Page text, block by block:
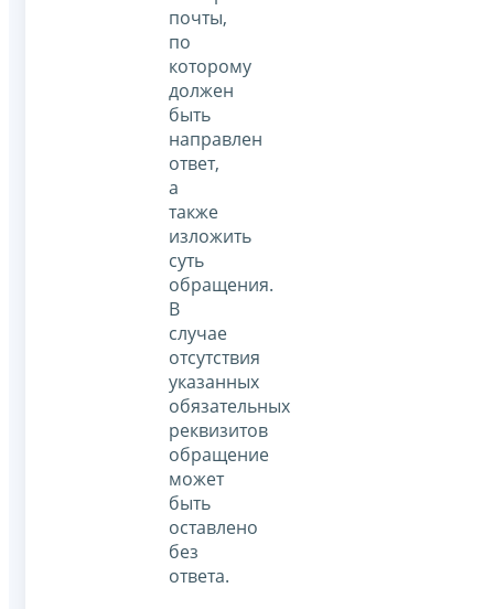
почты,
по
которому
должен
быть
направлен
ответ,
а
также
изложить
суть
обращения.
В
случае
отсутствия
указанных
обязательных
реквизитов
обращение
может
быть
оставлено
без
ответа.